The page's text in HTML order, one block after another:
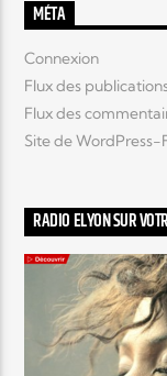
MÉTA
Connexion
Flux des
Flux des
Site de WordPress-
RADIO ELYON SUR